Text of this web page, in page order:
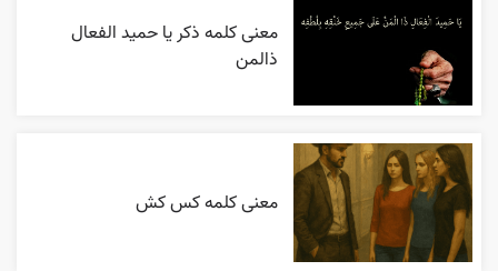
معنی کلمه ذکر یا حمید الفعال
ذالمن
معنی کلمه کس کش